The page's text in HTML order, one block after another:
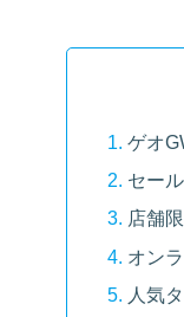
ゲオ
セー
店舗
オン
人気